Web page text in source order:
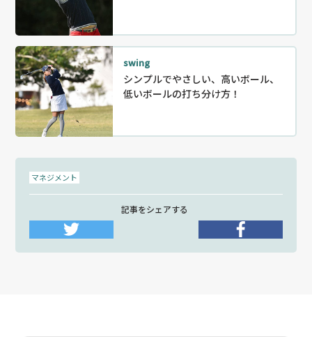
swing
シンプルでやさしい、高いボール、
低いボールの打ち分け方！
マネジメント
記事をシェアする